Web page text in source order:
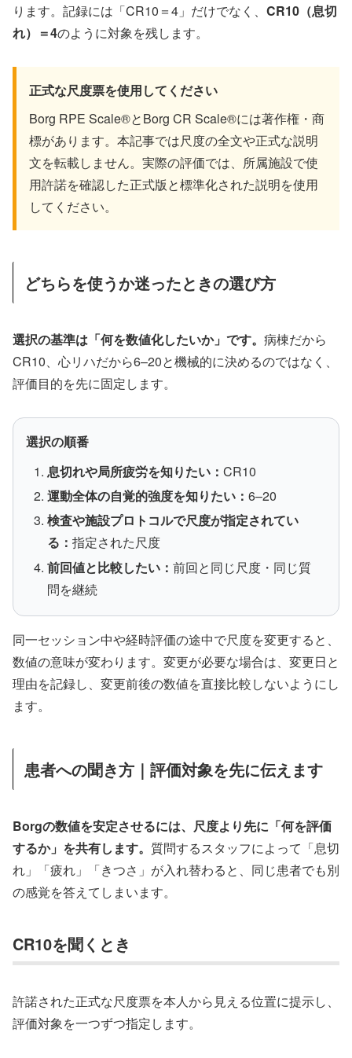
ります。記録には「CR10＝4」だけでなく、 CR10（息切
れ）＝4のように対象を残します。
正式な尺度票を使用してください
Borg RPE Scale®とBorg CR Scale®には著作権・商
標があります。本記事では尺度の全文や正式な説明
文を転載しません。実際の評価では、所属施設で使
用許諾を確認した正式版と標準化された説明を使用
してください。
どちらを使うか迷ったときの選び方
選択の基準は「何を数値化したいか」です。 病棟だから
CR10、心リハだから6–20と機械的に決めるのではなく、
評価目的を先に固定します。
選択の順番
息切れや局所疲労を知りたい：CR10
運動全体の自覚的強度を知りたい：6–20
検査や施設プロトコルで尺度が指定されてい
る：指定された尺度
前回値と比較したい：前回と同じ尺度・同じ質
問を継続
同一セッション中や経時評価の途中で尺度を変更すると、
数値の意味が変わります。変更が必要な場合は、変更日と
理由を記録し、変更前後の数値を直接比較しないようにし
ます。
患者への聞き方｜評価対象を先に伝えます
Borgの数値を安定させるには、尺度より先に「何を評価
するか」を共有します。 質問するスタッフによって「息切
れ」「疲れ」「きつさ」が入れ替わると、同じ患者でも別
の感覚を答えてしまいます。
CR10を聞くとき
許諾された正式な尺度票を本人から見える位置に提示し、
評価対象を一つずつ指定します。